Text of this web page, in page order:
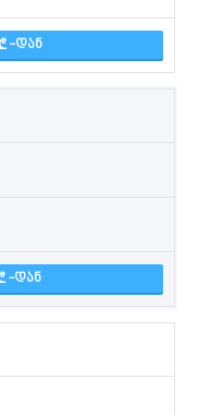
-ᲓᲐᲜ
-ᲓᲐᲜ